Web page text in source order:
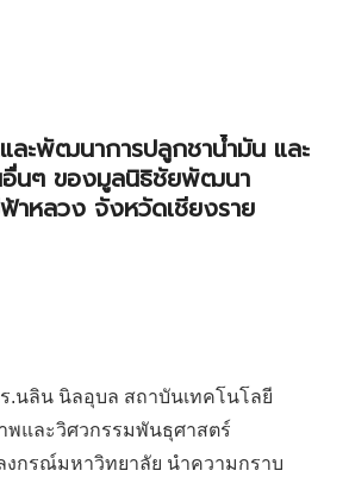
ละพัฒนาการปลูกชาน้ำมัน และ
นๆ ของมูลนิธิชัยพัฒนา
าหลวง จังหวัดเชียงราย
.นลิน นิลอุบล สถาบันเทคโนโลยี
พและวิศวกรรมพันธุศาสตร์
งกรณ์มหาวิทยาลัย นำความกราบ